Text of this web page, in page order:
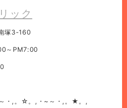
ック
塚3-160
～PM7:00
・,。☆。,・~～・,。★。,